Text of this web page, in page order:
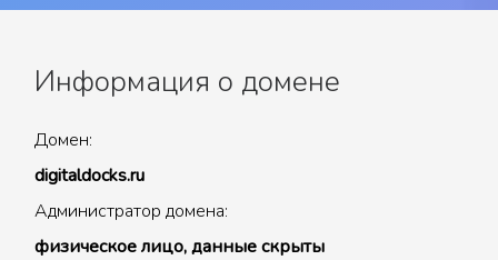
Информация о домене
Домен:
digitaldocks.ru
Администратор домена:
физическое лицо, данные скрыты